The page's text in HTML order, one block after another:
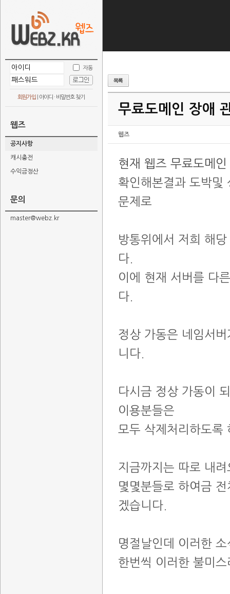
자동
회원가입 아이디 · 비밀번호 찾기
웹즈
공지사항
캐시충전
수익금정산
문의
master@webz.kr
무료도메인 장애
웹즈
현재 웹즈 무료도메
확인해본결과 도박및
문제로
방통위에서 저희 해
다.
이에 현재 서버를 다
다.
정상 가동은 네임서
니다.
다시금 정상 가동이
이용분들은
모두 삭제처리하도록
지금까지는 따로 내
몇몇분들로 하여금
겠습니다.
명절날인데 이러한
한번씩 이러한 불미